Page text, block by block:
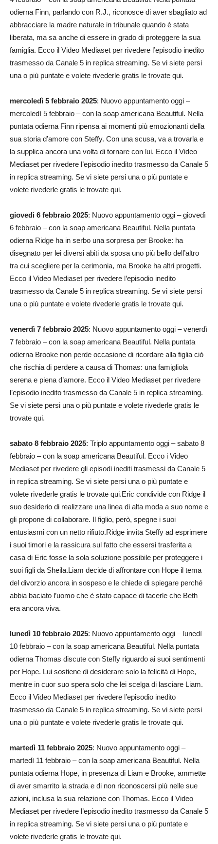
odierna Finn, parlando con R.J., riconosce di aver sbagliato ad
abbracciare la madre naturale in tribunale quando è stata
liberata, ma sa anche di essere in grado di proteggere la sua
famiglia. Ecco il Video Mediaset per rivedere l’episodio inedito
trasmesso da Canale 5 in replica streaming. Se vi siete persi
una o più puntate e volete rivederle gratis le trovate qui.
mercoledì 5 febbraio 2025: Nuovo appuntamento oggi –
mercoledì 5 febbraio – con la soap americana Beautiful. Nella
puntata odierna Finn ripensa ai momenti più emozionanti della
sua storia d’amore con Steffy. Con una scusa, va a trovarla e
la supplica ancora una volta di tornare con lui. Ecco il Video
Mediaset per rivedere l’episodio inedito trasmesso da Canale 5
in replica streaming. Se vi siete persi una o più puntate e
volete rivederle gratis le trovate qui.
giovedì 6 febbraio 2025: Nuovo appuntamento oggi – giovedì
6 febbraio – con la soap americana Beautiful. Nella puntata
odierna Ridge ha in serbo una sorpresa per Brooke: ha
disegnato per lei diversi abiti da sposa uno più bello dell’altro
tra cui scegliere per la cerimonia, ma Brooke ha altri progetti.
Ecco il Video Mediaset per rivedere l’episodio inedito
trasmesso da Canale 5 in replica streaming. Se vi siete persi
una o più puntate e volete rivederle gratis le trovate qui.
venerdì 7 febbraio 2025: Nuovo appuntamento oggi – venerdì
7 febbraio – con la soap americana Beautiful. Nella puntata
odierna Brooke non perde occasione di ricordare alla figlia ciò
che rischia di perdere a causa di Thomas: una famigliola
serena e piena d’amore. Ecco il Video Mediaset per rivedere
l’episodio inedito trasmesso da Canale 5 in replica streaming.
Se vi siete persi una o più puntate e volete rivederle gratis le
trovate qui.
sabato 8 febbraio 2025: Triplo appuntamento oggi – sabato 8
febbraio – con la soap americana Beautiful. Ecco i Video
Mediaset per rivedere gli episodi inediti trasmessi da Canale 5
in replica streaming. Se vi siete persi una o più puntate e
volete rivederle gratis le trovate qui.Eric condivide con Ridge il
suo desiderio di realizzare una linea di alta moda a suo nome e
gli propone di collaborare. Il figlio, però, spegne i suoi
entusiasmi con un netto rifiuto.Ridge invita Steffy ad esprimere
i suoi timori e la rassicura sul fatto che essersi trasferita a
casa di Eric fosse la sola soluzione possibile per proteggere i
suoi figli da Sheila.Liam decide di affrontare con Hope il tema
del divorzio ancora in sospeso e le chiede di spiegare perché
abbia baciato l’uomo che è stato capace di tacerle che Beth
era ancora viva.
lunedì 10 febbraio 2025: Nuovo appuntamento oggi – lunedì
10 febbraio – con la soap americana Beautiful. Nella puntata
odierna Thomas discute con Steffy riguardo ai suoi sentimenti
per Hope. Lui sostiene di desiderare solo la felicità di Hope,
mentre in cuor suo spera solo che lei scelga di lasciare Liam.
Ecco il Video Mediaset per rivedere l’episodio inedito
trasmesso da Canale 5 in replica streaming. Se vi siete persi
una o più puntate e volete rivederle gratis le trovate qui.
martedì 11 febbraio 2025: Nuovo appuntamento oggi –
martedì 11 febbraio – con la soap americana Beautiful. Nella
puntata odierna Hope, in presenza di Liam e Brooke, ammette
di aver smarrito la strada e di non riconoscersi più nelle sue
azioni, inclusa la sua relazione con Thomas. Ecco il Video
Mediaset per rivedere l’episodio inedito trasmesso da Canale 5
in replica streaming. Se vi siete persi una o più puntate e
volete rivederle gratis le trovate qui.